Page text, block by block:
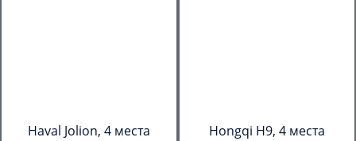
Haval Jolion, 4 места Hongqi H9, 4 места